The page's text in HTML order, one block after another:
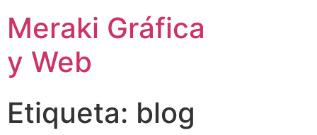
Meraki Gráfica
y Web
Etiqueta: blog